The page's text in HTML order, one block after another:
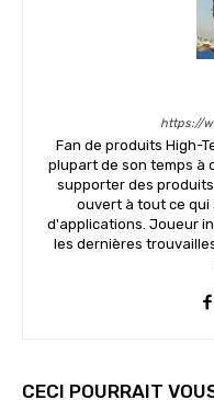
https://
Fan de produits High-
plupart de son temps à
supporter des
ouvert à tout ce qui
d'applications. Joueur
les dernières
CECI POURRAIT